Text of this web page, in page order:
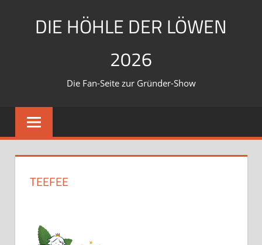
DIE HÖHLE DER LÖWEN
2026
Die Fan-Seite zur Gründer-Show
TEEFEE